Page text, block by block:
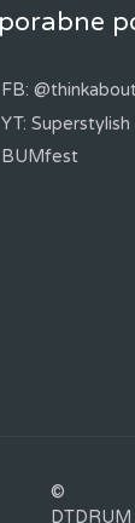
FB:
YT: Superstylish
BUMfest
©
DTDRUM